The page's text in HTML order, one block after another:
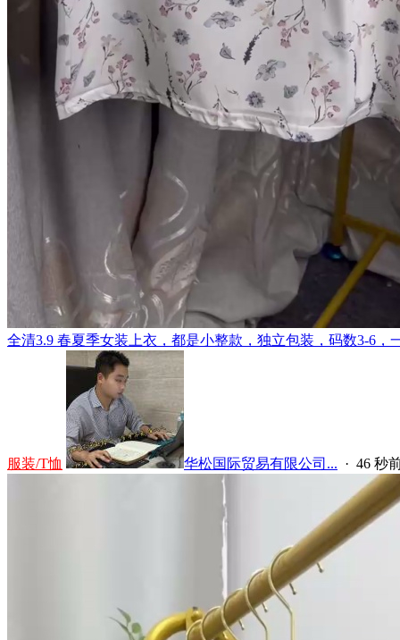
全清3.9 春夏季女装上衣，都是小整款，独立包装，码数3-6，
服装/T恤 华松国际贸易有限公司... · 46 秒